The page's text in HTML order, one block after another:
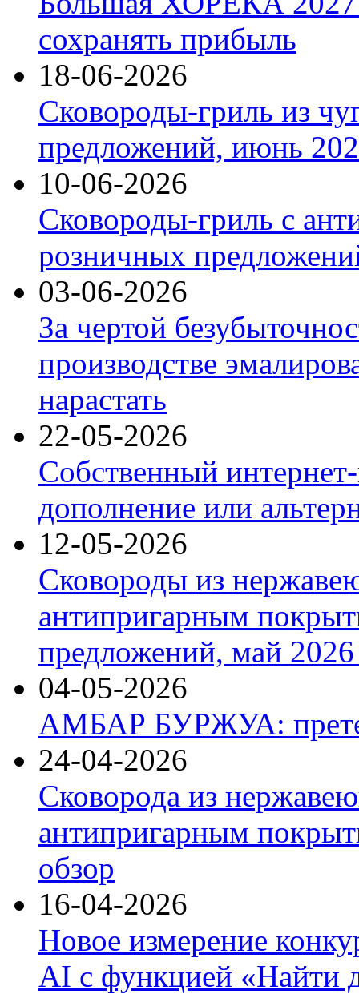
сохранять прибыль
18-06-2026
Сковороды-гриль из
предложений, июнь
10-06-2026
Сковороды-гриль с
розничных
03-06-2026
За чертой
производстве
нарастать
22-05-2026
Собственный
дополнение или
12-05-2026
Сковороды из
антипригарным
предложений, май 2026
04-05-2026
АМБАР БУРЖУА:
24-04-2026
Сковорода из
антипригарным
обзор
16-04-2026
Новое измерение
AI с функцией «Найти